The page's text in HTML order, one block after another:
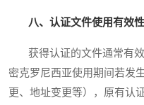
八、认证文件使用有效
获得认证的文件通常有效
密克罗尼西亚使用期间若发
更、地址变更等），原有认